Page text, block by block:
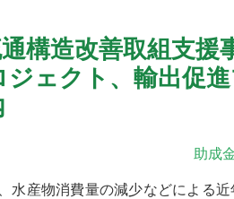
構造改善取組支援
ェクト、輸出促
助成
産物消費量の減少などによる近